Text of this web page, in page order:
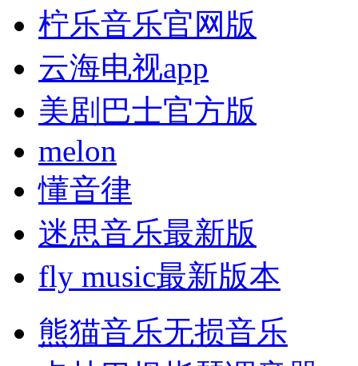
柠乐音乐官网版
云海电视app
美剧巴士官方版
melon
懂音律
迷思音乐最新版
fly music最新版本
熊猫音乐无损音乐